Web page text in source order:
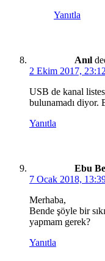
Yanıtla
Anıl
2 Ekim 2017, 23:12
USB de kanal
bulunamadı diyor.
Yanıtla
Ebu
7 Ocak 2018,
Merhaba,
Bende şöyle bir
yapmam gerek?
Yanıtla